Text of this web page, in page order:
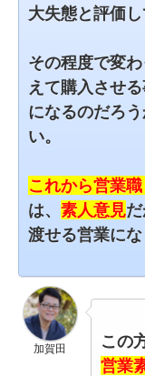
大失態と評価し
その程度で変
えて購入させ
になるのだろう
い。
これから営業
は、 素人意見
渡せる営業にな
加賀田
この
営業